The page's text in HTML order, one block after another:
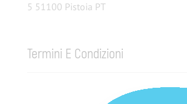
5 51100 Pistoia PT
Termini E Condizioni